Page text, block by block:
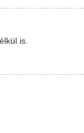
is.